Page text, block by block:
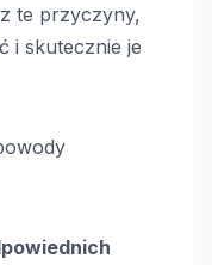
te przyczyny,
i skutecznie je